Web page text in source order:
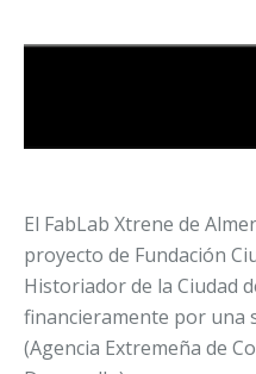
El FabLab Xtrene de
proyecto de Fundación
Historiador de la Ciudad
financieramente por una
(Agencia Extremeña de